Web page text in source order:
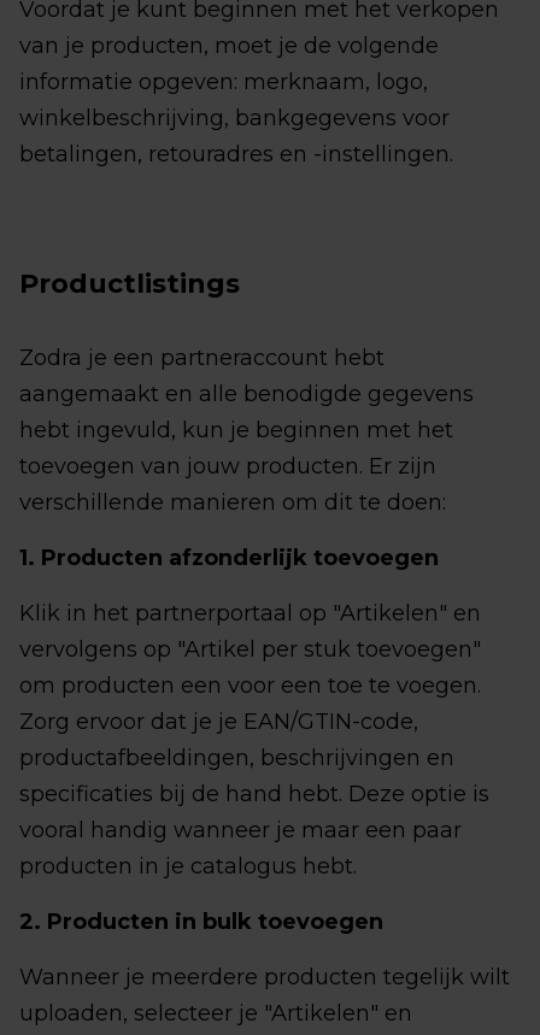
Voordat je kunt beginnen met het verkopen
van je producten, moet je de volgende
informatie opgeven: merknaam, logo,
winkelbeschrijving, bankgegevens voor
betalingen, retouradres en -instellingen.
Productlistings
Zodra je een partneraccount hebt
aangemaakt en alle benodigde gegevens
hebt ingevuld, kun je beginnen met het
toevoegen van jouw producten. Er zijn
verschillende manieren om dit te doen:
1. Producten afzonderlijk toevoegen
Klik in het partnerportaal op "Artikelen" en
vervolgens op "Artikel per stuk toevoegen"
om producten een voor een toe te voegen.
Zorg ervoor dat je je EAN/GTIN-code,
productafbeeldingen, beschrijvingen en
specificaties bij de hand hebt. Deze optie is
vooral handig wanneer je maar een paar
producten in je catalogus hebt.
2. Producten in bulk toevoegen
Wanneer je meerdere producten tegelijk wilt
uploaden, selecteer je "Artikelen" en